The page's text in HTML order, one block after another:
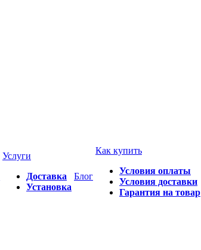
Услуги
Доставка
Установка
Блог
Как купить
Условия оплаты
Условия доставки
Гарантия на товар